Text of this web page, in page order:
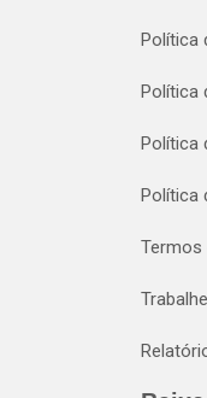
Política
Política
Política
Política
Termos